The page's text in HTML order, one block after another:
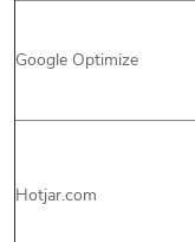
Google Optimize
Hotjar.com